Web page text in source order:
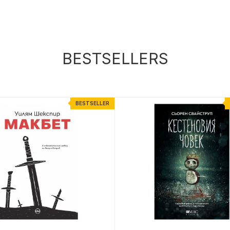
BESTSELLERS
BESTSELLER